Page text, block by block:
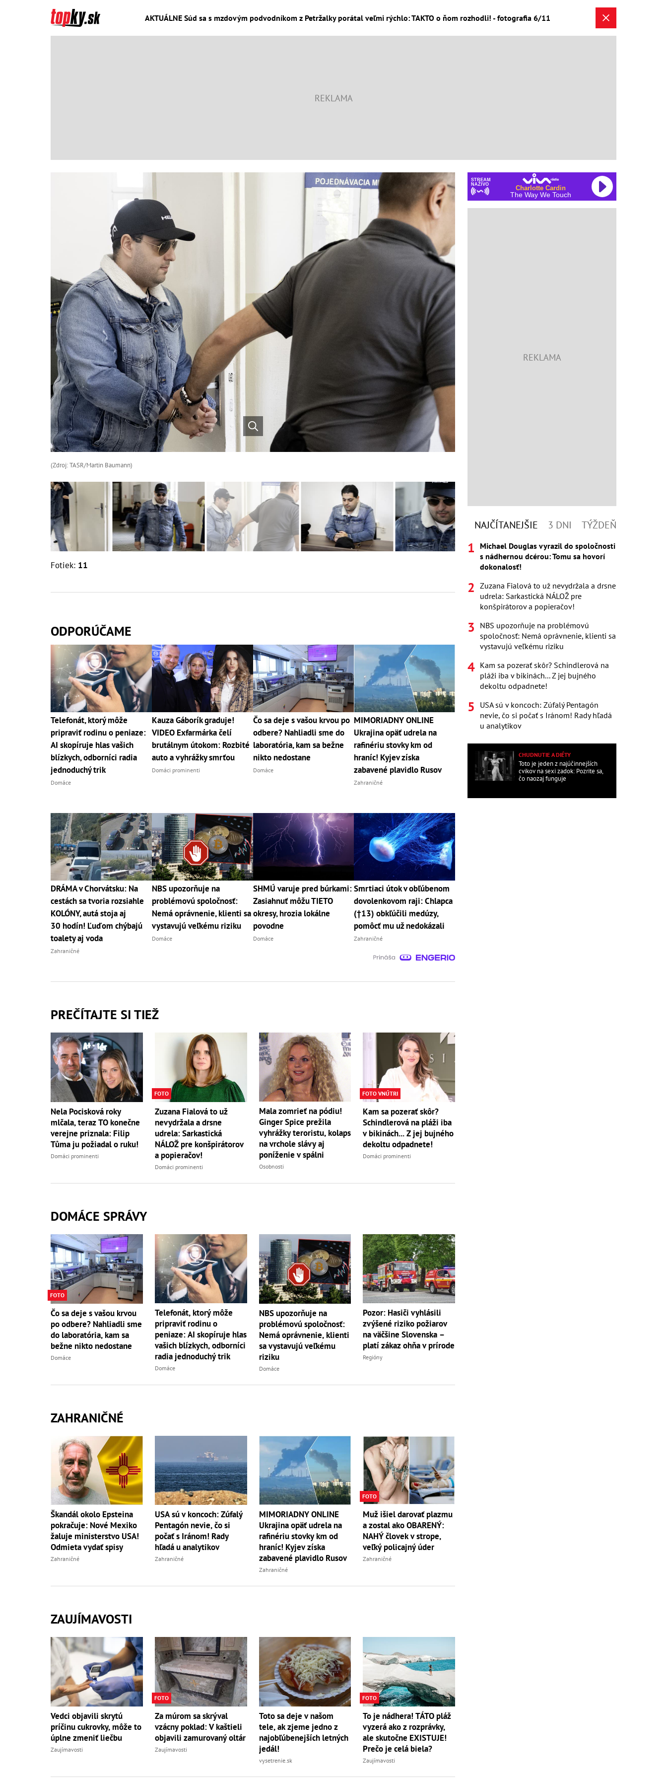
AKTUÁLNE Súd sa s mzdovým podvodníkom z Petržalky porátal veľmi rýchlo: TAKTO o ňom rozhodli! - fotografia 6/11
(Zdroj: TASR/Martin Baumann)
Fotiek: 11
ODPORÚČAME
Telefonát, ktorý môže
pripraviť rodinu o peniaze:
AI skopíruje hlas vašich
blízkych, odborníci radia
jednoduchý trik
Domáce
Kauza Gáborík graduje!
VIDEO Exfarmárka čelí
brutálnym útokom: Rozbité
auto a vyhrážky smrťou
Domáci prominenti
Čo sa deje s vašou krvou po
odbere? Nahliadli sme do
laboratória, kam sa bežne
nikto nedostane
Domáce
MIMORIADNY ONLINE
Ukrajina opäť udrela na
rafinériu stovky km od
hraníc! Kyjev získa
zabavené plavidlo Rusov
Zahraničné
DRÁMA v Chorvátsku: Na
cestách sa tvoria rozsiahle
KOLÓNY, autá stoja aj
30 hodín! Ľuďom chýbajú
toalety aj voda
Zahraničné
NBS upozorňuje na
problémovú spoločnosť:
Nemá oprávnenie, klienti sa
vystavujú veľkému riziku
Domáce
SHMÚ varuje pred búrkami:
Zasiahnuť môžu TIETO
okresy, hrozia lokálne
povodne
Domáce
Smrtiaci útok v obľúbenom
dovolenkovom raji: Chlapca
(†13) obkľúčili medúzy,
pomôcť mu už nedokázali
Zahraničné
PREČÍTAJTE SI TIEŽ
Nela Pocisková roky
mlčala, teraz TO konečne
verejne priznala: Filip
Tůma ju požiadal o ruku!
Domáci prominenti
FOTO
Zuzana Fialová to už
nevydržala a drsne
udrela: Sarkastická
NÁLOŽ pre konšpirátorov
a popieračov!
Domáci prominenti
Mala zomrieť na pódiu!
Ginger Spice prežila
vyhrážky teroristu, kolaps
na vrchole slávy aj
poníženie v spálni
Osobnosti
FOTO VNÚTRI
Kam sa pozerať skôr?
Schindlerová na pláži iba
v bikinách... Z jej bujného
dekoltu odpadnete!
Domáci prominenti
DOMÁCE SPRÁVY
FOTO
Čo sa deje s vašou krvou
po odbere? Nahliadli sme
do laboratória, kam sa
bežne nikto nedostane
Domáce
Telefonát, ktorý môže
pripraviť rodinu o
peniaze: AI skopíruje hlas
vašich blízkych, odborníci
radia jednoduchý trik
Domáce
NBS upozorňuje na
problémovú spoločnosť:
Nemá oprávnenie, klienti
sa vystavujú veľkému
riziku
Domáce
Pozor: Hasiči vyhlásili
zvýšené riziko požiarov
na väčšine Slovenska –
platí zákaz ohňa v prírode
Regióny
ZAHRANIČNÉ
Škandál okolo Epsteina
pokračuje: Nové Mexiko
žaluje ministerstvo USA!
Odmieta vydať spisy
Zahraničné
USA sú v koncoch: Zúfalý
Pentagón nevie, čo si
počať s Iránom! Rady
hľadá u analytikov
Zahraničné
MIMORIADNY ONLINE
Ukrajina opäť udrela na
rafinériu stovky km od
hraníc! Kyjev získa
zabavené plavidlo Rusov
Zahraničné
FOTO
Muž išiel darovať plazmu
a zostal ako OBARENÝ:
NAHÝ človek v strope,
veľký policajný úder
Zahraničné
ZAUJÍMAVOSTI
Vedci objavili skrytú
príčinu cukrovky, môže to
úplne zmeniť liečbu
Zaujímavosti
FOTO
Za múrom sa skrýval
vzácny poklad: V kaštieli
objavili zamurovaný oltár
Zaujímavosti
Toto sa deje v našom
tele, ak zjeme jedno z
najobľúbenejších letných
jedál!
vysetrenie.sk
FOTO
To je nádhera! TÁTO pláž
vyzerá ako z rozprávky,
ale skutočne EXISTUJE!
Prečo je celá biela?
Zaujímavosti
STREAM
NAŽIVO
Charlotte Cardin
The Way We Touch
NAJČÍTANEJŠIE 3 DNI TÝŽDEŇ
Michael Douglas vyrazil do spoločnosti
s nádhernou dcérou: Tomu sa hovorí
dokonalosť!
Zuzana Fialová to už nevydržala a drsne
udrela: Sarkastická NÁLOŽ pre
konšpirátorov a popieračov!
NBS upozorňuje na problémovú
spoločnosť: Nemá oprávnenie, klienti sa
vystavujú veľkému riziku
Kam sa pozerať skôr? Schindlerová na
pláži iba v bikinách... Z jej bujného
dekoltu odpadnete!
USA sú v koncoch: Zúfalý Pentagón
nevie, čo si počať s Iránom! Rady hľadá
u analytikov
CHUDNUTIE A DIÉTY
Toto je jeden z najúčinnejších
cvikov na sexi zadok: Pozrite sa,
čo naozaj funguje